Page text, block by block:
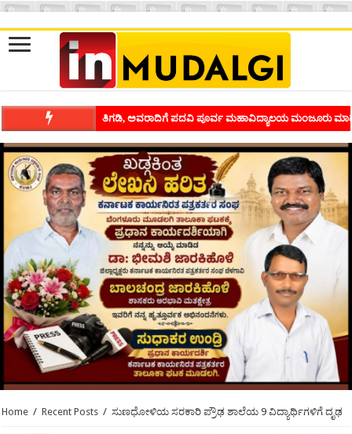
ತಿಗಡಿ, ಅವರಾದಿಗೆ ಪದವಿ ಪೂರ್ವ ಮಹಾವಿದ್ಯಾಲಯ ಮಂಜೂರು
Home / Recent Posts / ಸುಣಧೋಳಿಯ ಸರಕಾರಿ ಪ್ರೌಢ ಶಾಲೆಯ 9 ವಿದ್ಯಾರ್ಥಿಗಳಿಗೆ ದೃಢ